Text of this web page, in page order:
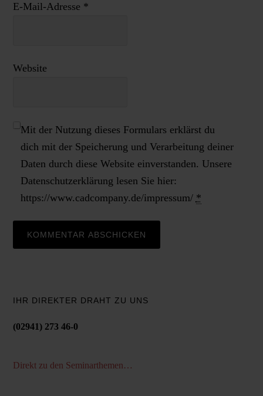
E-Mail-Adresse *
Website
Mit der Nutzung dieses Formulars erklärst du
dich mit der Speicherung und Verarbeitung deiner
Daten durch diese Website einverstanden. Unsere
Datenschutzerklärung lesen Sie hier:
https://www.cadcompany.de/impressum/ *
IHR DIREKTER DRAHT ZU UNS
(02941) 273 46-0
Direkt zu den Seminarthemen…